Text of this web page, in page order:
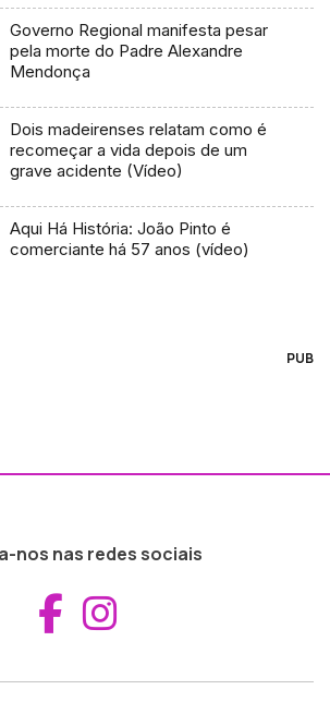
Governo Regional manifesta pesar
pela morte do Padre Alexandre
Mendonça
Dois madeirenses relatam como é
recomeçar a vida depois de um
grave acidente (Vídeo)
Aqui Há História: João Pinto é
comerciante há 57 anos (vídeo)
PUB
nos nas redes sociais
Aceder ao